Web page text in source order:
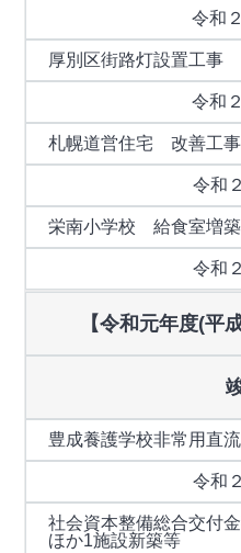
令和
厚別区街路灯設置工事
令和
札幌道営住宅 改善工
令和
栄南小学校 給食室増
令和
【令和元年度(平
豊成養護学校非常用直
令和
社会資本整備総合交付
ほか1施設新築等